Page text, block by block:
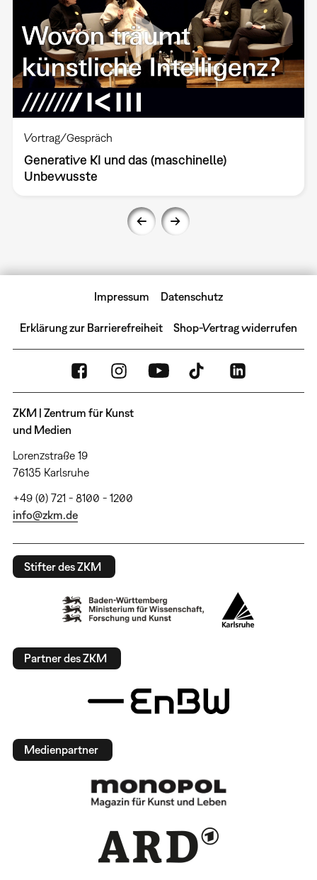
Vortrag/Gespräch
Generative KI und das (maschinelle)
Unbewusste
Impressum Datenschutz
Erklärung zur Barrierefreiheit Shop-Vertrag widerrufen
ZKM | Zentrum für Kunst
und Medien
Lorenzstraße 19
76135 Karlsruhe
+49 (0) 721 - 8100 - 1200
info@zkm.de
Stifter des ZKM
Partner des ZKM
Medienpartner